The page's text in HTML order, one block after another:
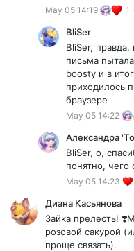
May 05 14:19 1
BliSer
BliSer,
письма
boosty и в
приходилось
браузере
May 05 14:22
Александра
BliSer, о,
понятно, чего
May 05 14:23
Диана Касьянова
Зайка прелесть!
розовой сакурой
проще связать).